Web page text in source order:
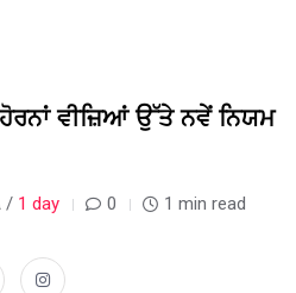
ਵੀਜ਼ਿਆਂ ਉੱਤੇ ਨਵੇਂ ਨਿਯਮ
/ 1 day 0 1 min read